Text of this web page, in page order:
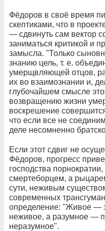
Фёдоров в своё время
скептиками, что в
— сдвинуть сам вектор
заниматься критикой и
замысла. "Только
знанию цель, т. е.
умерщвляющей отцов,
их во взаимознании и,
глубочайшем смысле
возвращению жизни
воскрешение
что если все не
деле несомненно
Если этот сдвиг не
Фёдоров, прогресс
господства
смертеборцем, а
сути, неживым
современных
определение: "Живое —
неживое, а разумное —
неразумное".